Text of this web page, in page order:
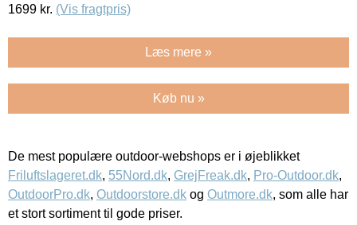
1699 kr. (Vis fragtpris)
Læs mere »
Køb nu »
De mest populære outdoor-webshops er i øjeblikket
Friluftslageret.dk, 55Nord.dk, GrejFreak.dk, Pro-Outdoor.dk,
OutdoorPro.dk, Outdoorstore.dk og Outmore.dk, som alle har
et stort sortiment til gode priser.